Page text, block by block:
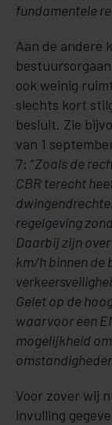
fundamentele
Aan de andere
ook weinig
slechts kort
besluit. Zie
van 1
7: “Zoals de
CBR terecht
regelgeving
Daarbij zijn
km/h binnen de
Gelet op de
waarvoor een
mogelijkheid
Voor zover wij
invulling